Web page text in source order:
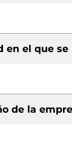
en el que se
de la